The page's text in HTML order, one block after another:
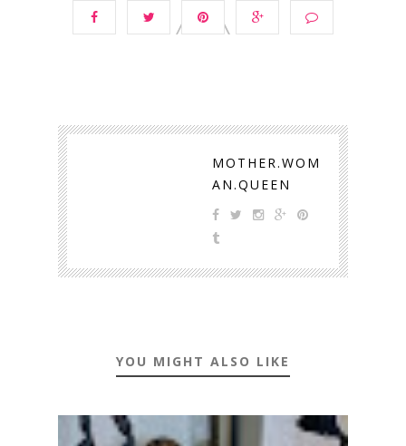
MOTHER.WOM
AN.QUEEN
YOU MIGHT ALSO LIKE